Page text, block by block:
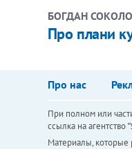
БОГДАН
Про плани
Про нас
При полном или
ссылка на агентство
Материалы, которые